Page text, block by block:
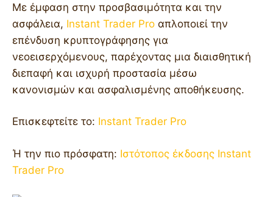
Με έμφαση στην προσβασιμότητα και την
ασφάλεια, Instant Trader Pro απλοποιεί την
επένδυση κρυπτογράφησης για
νεοεισερχόμενους, παρέχοντας μια διαισθητική
διεπαφή και ισχυρή προστασία μέσω
κανονισμών και ασφαλισμένης αποθήκευσης.
Επισκεφτείτε το: Instant Trader Pro
Ή την πιο πρόσφατη: Ιστότοπος έκδοσης Instant
Trader Pro